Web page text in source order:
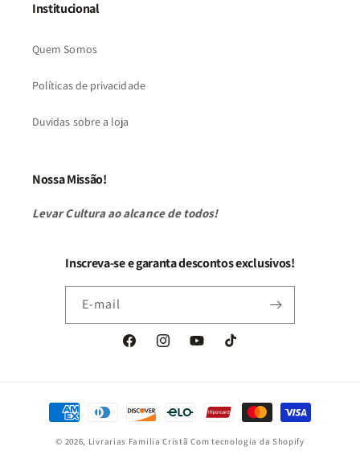
Institucional
Quem Somos
Políticas de privacidade
Duvidas sobre a loja
Nossa Missão!
Levar Cultura ao alcance de todos!
Inscreva-se e garanta descontos exclusivos!
E-mail
FacebookInstagramYouTubeTikTok
Formas
de
© 2026, Livrarias Familia Cristã Com tecnologia da Shopify